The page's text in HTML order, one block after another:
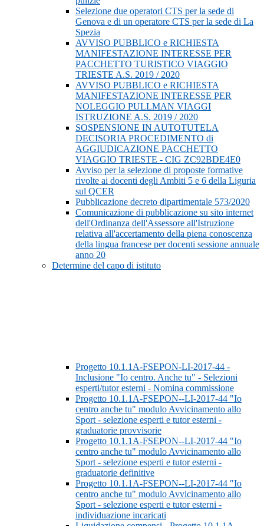
Selezione due operatori CTS per la sede di
Genova e di un operatore CTS per la sede di La
Spezia
AVVISO PUBBLICO e RICHIESTA
MANIFESTAZIONE INTERESSE PER
PACCHETTO TURISTICO VIAGGIO
TRIESTE A.S. 2019 / 2020
AVVISO PUBBLICO e RICHIESTA
MANIFESTAZIONE INTERESSE PER
NOLEGGIO PULLMAN VIAGGI
ISTRUZIONE A.S. 2019 / 2020
SOSPENSIONE IN AUTOTUTELA
DECISORIA PROCEDIMENTO di
AGGIUDICAZIONE PACCHETTO
VIAGGIO TRIESTE - CIG ZC92BDE4E0
Avviso per la selezione di proposte formative
rivolte ai docenti degli Ambiti 5 e 6 della Liguria
sul QCER
Pubblicazione decreto dipartimentale 573/2020
Comunicazione di pubblicazione su sito internet
dell'Ordinanza dell'Assessore all'Istruzione
relativa all'accertamento della piena conoscenza
della lingua francese per docenti sessione annuale
anno 20
Determine del capo di istituto
Progetto 10.1.1A-FSEPON-LI-2017-44 -
Inclusione "Io centro. Anche tu" - Selezioni
esperti/tutor esterni - Nomina commissione
Progetto 10.1.1A-FSEPON--LI-2017-44 "Io
centro anche tu" modulo Avvicinamento allo
Sport - selezione esperti e tutor esterni -
graduatorie provvisorie
Progetto 10.1.1A-FSEPON--LI-2017-44 "Io
centro anche tu" modulo Avvicinamento allo
Sport - selezione esperti e tutor esterni -
graduatorie definitive
Progetto 10.1.1A-FSEPON--LI-2017-44 "Io
centro anche tu" modulo Avvicinamento allo
Sport - selezione esperti e tutor esterni -
individuazione incaricati